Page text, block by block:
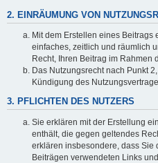
2. EINRÄUMUNG VON
Mit dem Erstellen eines Beitrags
einfaches, zeitlich und räumlich
Recht, Ihren Beitrag im Rahmen
Das Nutzungsrecht nach Punkt
Kündigung des
3. PFLICHTEN DES NUTZERS
Sie erklären mit der Erstellung
enthält, die gegen geltendes
erklären insbesondere, dass Sie
Beiträgen verwendeten Links